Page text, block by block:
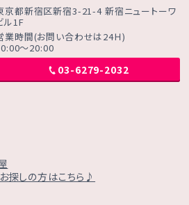
京都新宿区新宿3-21-4 新宿ニュートーワ
ル1F
業時間(お問い合わせは24Ｈ)
～20:00
03-6279-2032
探しの方はこちら♪